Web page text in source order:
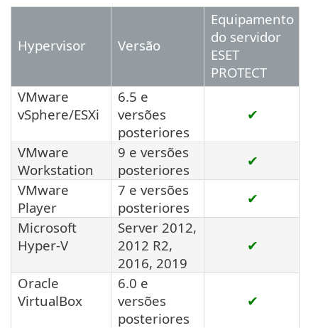
Hypervisor Versão
Equipamento
do servidor
ESET
PROTECT
VMware
vSphere/ESXi
6.5 e
versões
posteriores
✔
VMware
Workstation
9 e versões
posteriores
✔
VMware
Player
7 e versões
posteriores
✔
Microsoft
Hyper-V
Server 2012,
2012 R2,
2016, 2019
✔
Oracle
VirtualBox
6.0 e
versões
posteriores
✔